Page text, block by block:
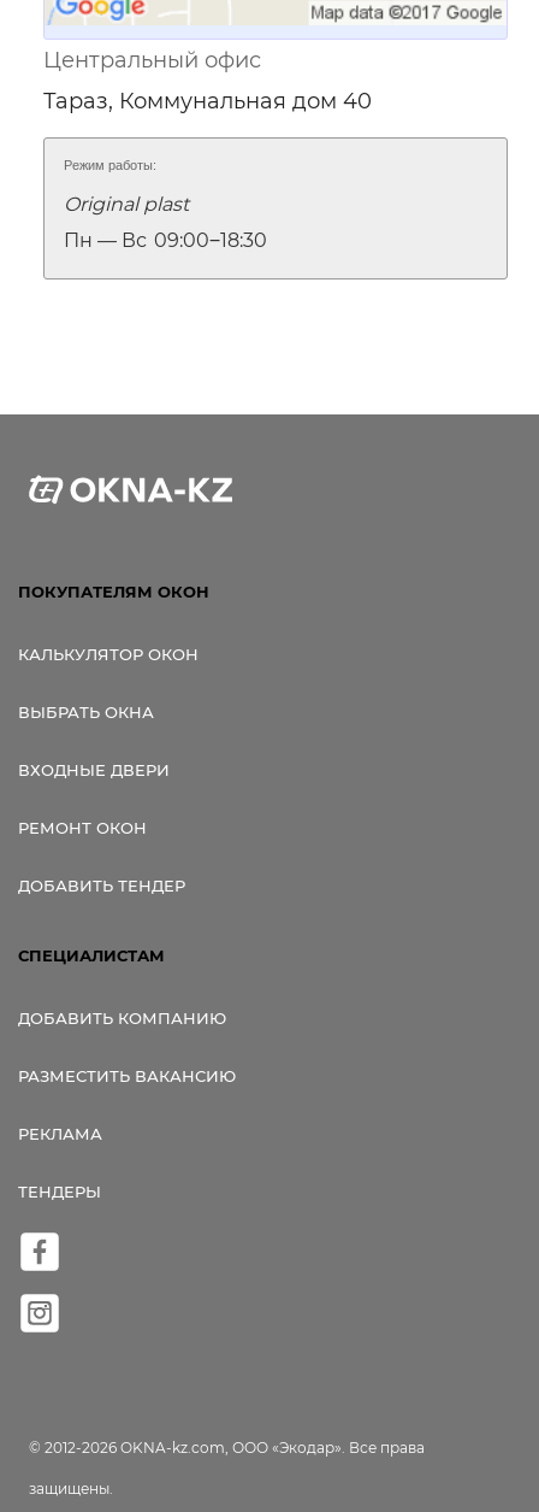
Центральный офис
Тараз, Коммунальная дом 40
Режим работы:
Original plast
Пн — Вс 09:00‒18:30
ПОКУПАТЕЛЯМ ОКОН
КАЛЬКУЛЯТОР ОКОН
ВЫБРАТЬ ОКНА
ВХОДНЫЕ ДВЕРИ
РЕМОНТ ОКОН
ДОБАВИТЬ ТЕНДЕР
СПЕЦИАЛИСТАМ
ДОБАВИТЬ КОМПАНИЮ
РАЗМЕСТИТЬ ВАКАНСИЮ
РЕКЛАМА
ТЕНДЕРЫ
© 2012-2026 OKNA-kz.com, ООО «Экодар». Все права
защищены.